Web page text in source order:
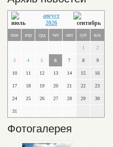
август
2026
пон втр срд чет пят суб вск
1 2
3 4 5 6 7 8 9
10 11 12 13 14 15 16
17 18 19 20 21 22 23
24 25 26 27 28 29 30
31
Фотогалерея